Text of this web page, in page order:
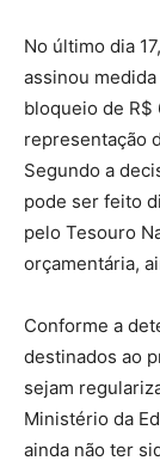
No último dia
assinou
bloqueio de R$
representação
Segundo a
pode ser feito
pelo Tesouro
orçamentária,
Conforme a
destinados ao
sejam
Ministério da
ainda não ter